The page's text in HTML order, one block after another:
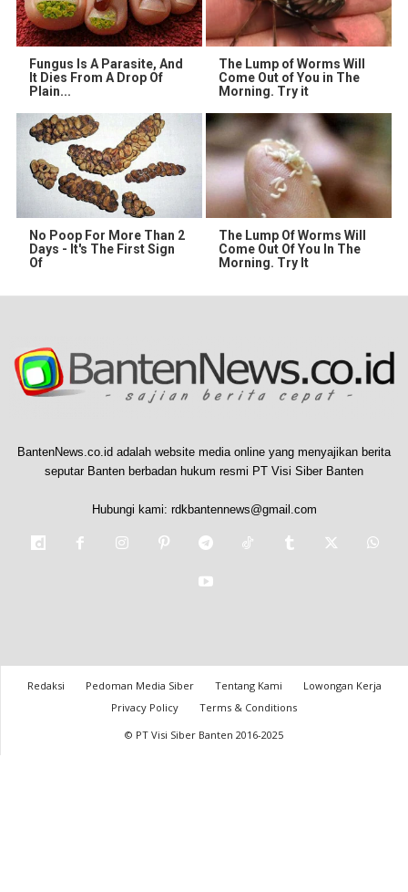
Fungus Is A Parasite, And
It Dies From A Drop Of
Plain...
The Lump of Worms Will
Come Out of You in The
Morning. Try it
No Poop For More Than 2
Days - It's The First Sign
Of
The Lump Of Worms Will
Come Out Of You In The
Morning. Try It
BantenNews.co.id adalah website media online yang menyajikan berita
seputar Banten berbadan hukum resmi PT Visi Siber Banten
Hubungi kami: rdkbantennews@gmail.com
Redaksi Pedoman Media Siber Tentang Kami
Lowongan Kerja
Privacy Policy
Terms & Conditions
© PT Visi Siber Banten 2016-2025